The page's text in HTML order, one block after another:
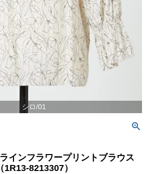
シロ/01
ラインフラワープリントブラウス
（1R13-8213307）